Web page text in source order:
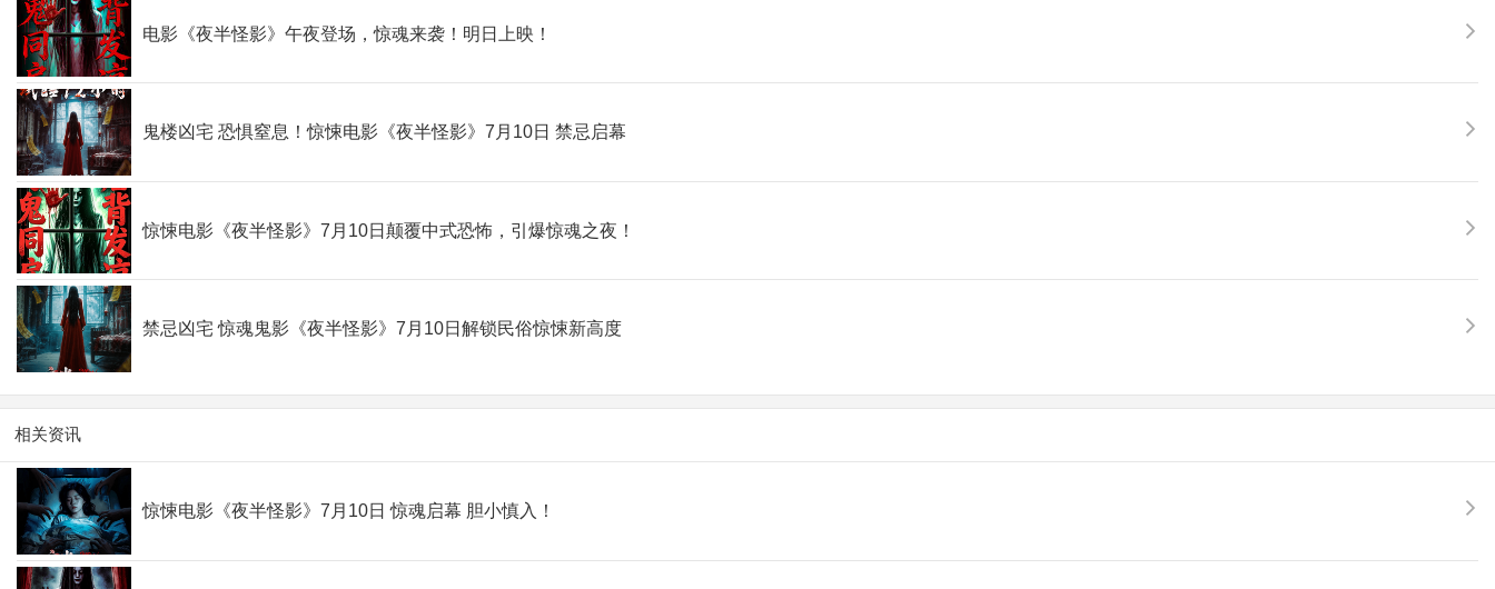
电影《夜半怪影》午夜登场，惊魂来袭！明日上映！
鬼楼凶宅 恐惧窒息！惊悚电影《夜半怪影》7月10日 禁忌启幕
惊悚电影《夜半怪影》7月10日颠覆中式恐怖，引爆惊魂之夜！
禁忌凶宅 惊魂鬼影《夜半怪影》7月10日解锁民俗惊悚新高度
相关资讯
惊悚电影《夜半怪影》7月10日 惊魂启幕 胆小慎入！